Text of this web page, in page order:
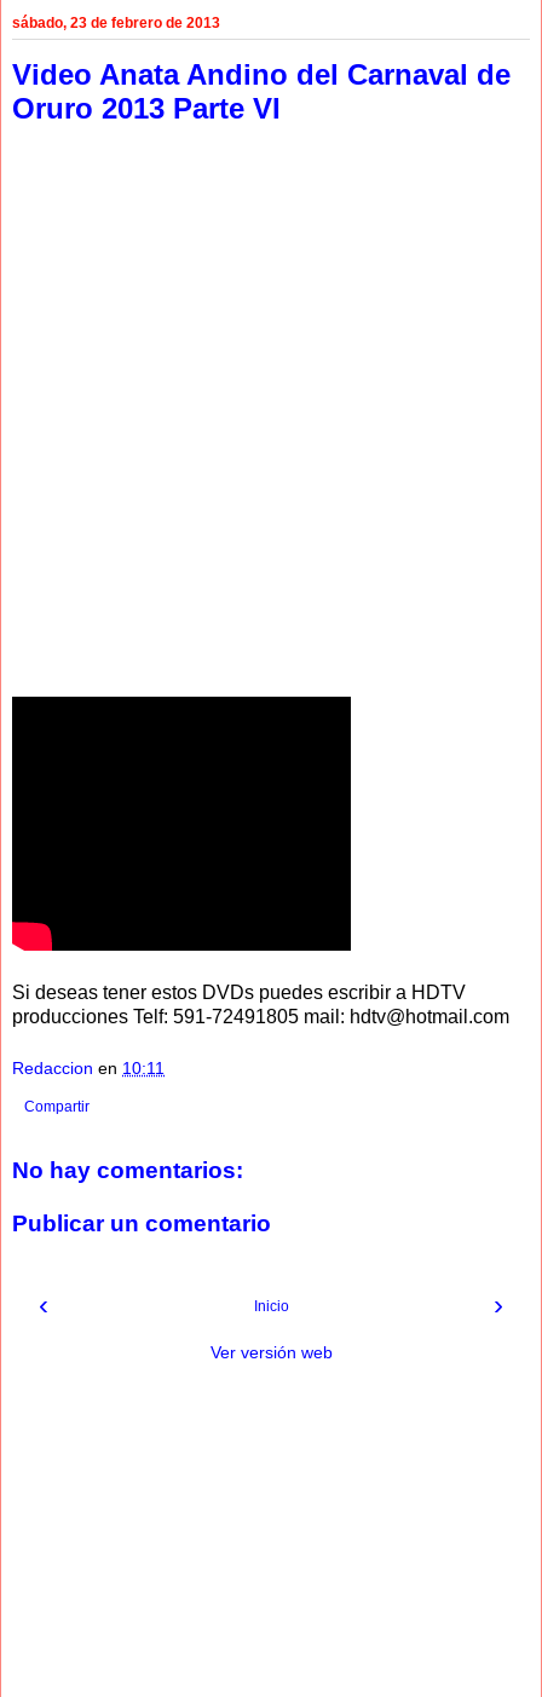
sábado, 23 de febrero de 2013
Video Anata Andino del Carnaval de
Oruro 2013 Parte VI
Si deseas tener estos DVDs puedes escribir a HDTV
producciones Telf: 591-72491805 mail: hdtv@hotmail.com
Redaccion en 10:11
Compartir
No hay comentarios:
Publicar un comentario
‹ ›
Inicio
Ver versión web